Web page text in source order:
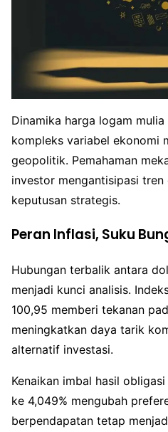
Dinamika harga logam
kompleks variabel ekonomi
geopolitik. Pemahaman
investor mengantisipasi tren
keputusan strategis.
Peran Inflasi, Suku
Hubungan terbalik antara
menjadi kunci analisis.
100,95 memberi tekanan
meningkatkan daya tarik
alternatif investasi.
Kenaikan imbal hasil
ke 4,049% mengubah
berpendapatan tetap